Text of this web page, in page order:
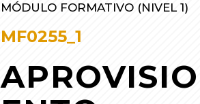
MÓDULO FORMATIVO (NIVEL 1)
MF0255_1